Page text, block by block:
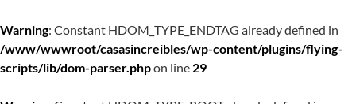
Warning: Constant HDOM_TYPE_ENDTAG already defined in
/www/wwwroot/casasincreibles/wp-content/plugins/flying-
scripts/lib/dom-parser.phpon line 29